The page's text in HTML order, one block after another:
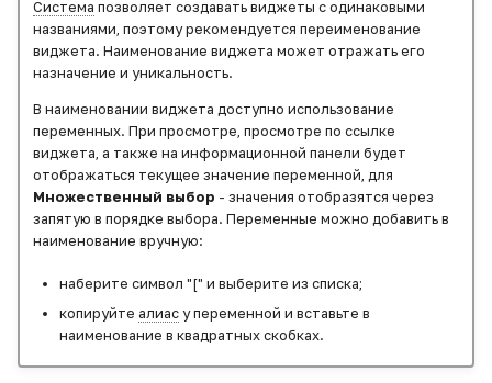
ETL-редактор
Работа с каталогами
Фильтры
Переменные
Контейнеры
Вкладки
Кнопки
Изображения
Текст
Заполнение пустых
значений датасета
Звёздный рейтинг
Интеграция с ФРНСИ в
сфере здравоохранения
Как встроить виджет в
Как изменить тип поля
Как построить опорную
Комбинированная
диаграмма с
Круговая диаграмма
Кольцевая диаграмма
Пузырьковая
Система позволяет создавать виджеты с одинаковыми
названиями, поэтому рекомендуется переименование
виджета. Наименование виджета может отражать его
назначение и уникальность.
В наименовании виджета доступно использование
переменных. При просмотре, просмотре по ссылке
виджета, а также на информационной панели будет
отображаться текущее значение переменной, для
Множественный выбор - значения отобразятся через
запятую в порядке выбора. Переменные можно добавить в
наименование вручную:
наберите символ "[" и выберите из списка;
копируйте алиасу переменной и вставьте в
наименование в квадратных скобках.